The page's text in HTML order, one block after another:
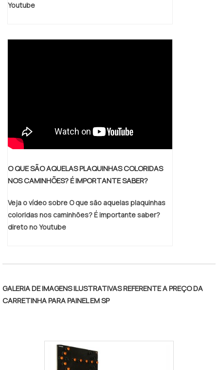
Youtube
O QUE SÃO AQUELAS PLAQUINHAS COLORIDAS
NOS CAMINHÕES? É IMPORTANTE SABER?
Veja o vídeo sobre O que são aquelas plaquinhas
coloridas nos caminhões? É importante saber?
direto no Youtube
GALERIA DE IMAGENS ILUSTRATIVAS REFERENTE A PREÇO DA
CARRETINHA PARA PAINEL EM SP